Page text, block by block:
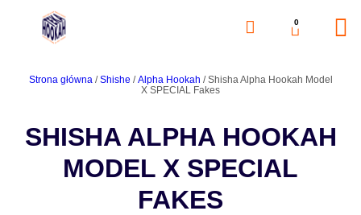
0
Strona główna/Shishe /Alpha Hookah / Shisha Alpha Hookah Model
X SPECIAL Fakes
SHISHA ALPHA HOOKAH
MODEL X SPECIAL
FAKES